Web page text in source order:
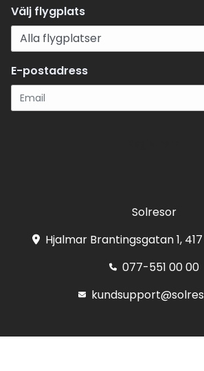
Välj flygplats
E-postadress
Solresor
Hjalmar Brantingsgatan 1,
077-551 00 00